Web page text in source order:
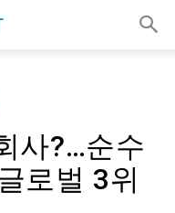
사?…순수
로벌 3위